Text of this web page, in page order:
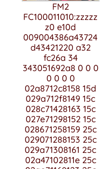
FM2
FC100011010:zzzzz
z0 e10d
009004386a43724
d43421220 a32
fc26a 34
343051692a8 0 0 0
0 0 0 0
02a8712c8158 15d
029a712f8149 15c
028c71428163 15c
027e71298152 15c
028671258159 25c
029071288153 25c
029a71308161 25c
02a47102811e 25c